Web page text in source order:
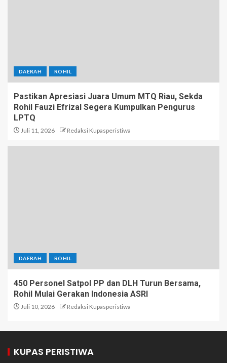
DAERAH ROHIL
Pastikan Apresiasi Juara Umum MTQ Riau, Sekda
Rohil Fauzi Efrizal Segera Kumpulkan Pengurus
LPTQ
Juli 11, 2026 Redaksi Kupasperistiwa
DAERAH ROHIL
450 Personel Satpol PP dan DLH Turun Bersama,
Rohil Mulai Gerakan Indonesia ASRI
Juli 10, 2026 Redaksi Kupasperistiwa
KUPAS PERISTIWA